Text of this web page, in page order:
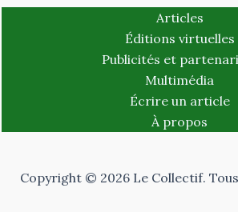
Articles
Éditions virtuelles
Publicités et
Multimédia
Écrire un article
À propos
Copyright © 2026 Le Collectif.